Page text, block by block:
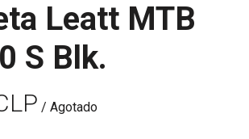
Leatt MTB
S Blk.
/ Agotado